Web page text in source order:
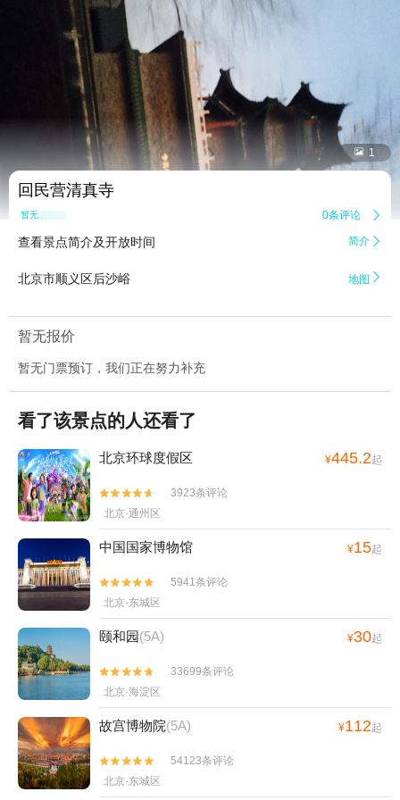
 1
回民营清真寺
暂无点评 0条评论 
查看景点简介及开放时间 简介 
北京市顺义区后沙峪 地图 
暂无报价
暂无门票预订，我们正在努力补充
看了该景点的人还看了
北京环球度假区 ¥445.2起


3923条评论
北京·通州区
中国国家博物馆 ¥15起


5941条评论
北京·东城区
颐和园(5A) ¥30起


33699条评论
北京·海淀区
故宫博物院(5A) ¥112起


54123条评论
北京·东城区